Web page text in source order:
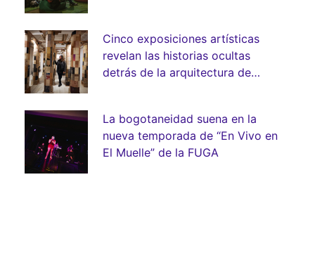
Cinco exposiciones artísticas
revelan las historias ocultas
detrás de la arquitectura de
La bogotaneidad suena en la
nueva temporada de “En Vivo en
El Muelle” de la FUGA